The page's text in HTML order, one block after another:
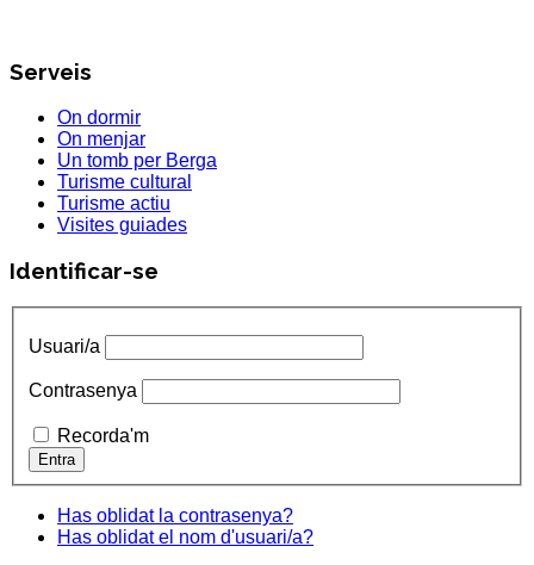
Serveis
On dormir
On menjar
Un tomb per Berga
Turisme cultural
Turisme actiu
Visites guiades
Identificar-se
Usuari/a
Contrasenya
Recorda'm
Has oblidat la contrasenya?
Has oblidat el nom d'usuari/a?